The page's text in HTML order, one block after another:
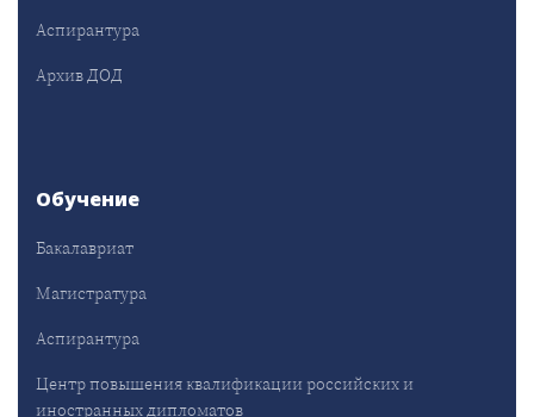
Аспирантура
Архив ДОД
Обучение
Бакалавриат
Магистратура
Аспирантура
Центр повышения квалификации российских и
иностранных дипломатов